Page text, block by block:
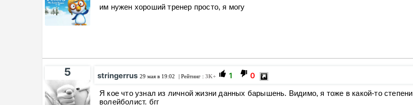
им нужен хороший тренер просто, я могу
5 stringerrus 29 мая в 19:02 | Рейтинг : 3K+ 1 0
Я кое что узнал из личной жизни данных барышень. Видимо, я тоже в какой-то степени
волейболист. бгг